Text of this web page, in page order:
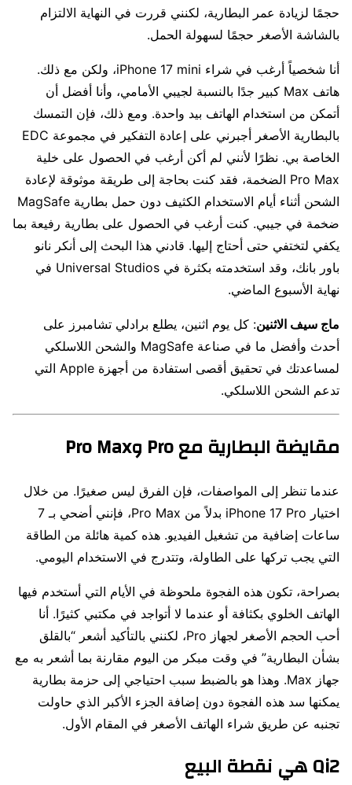
حجمًا لزيادة عمر البطارية، لكنني قررت في النهاية الالتزام
بالشاشة الأصغر حجمًا لسهولة الحمل.
أنا شخصياً أرغب في شراء iPhone 17 mini، ولكن مع ذلك.
هاتف Max كبير جدًا بالنسبة لجيبي الأمامي، وأنا أفضل أن
أتمكن من استخدام الهاتف بيد واحدة. ومع ذلك، فإن التمسك
بالبطارية الأصغر أجبرني على إعادة التفكير في مجموعة EDC
الخاصة بي. نظرًا لأنني لم أكن أرغب في الحصول على خلية
Pro Max الضخمة، فقد كنت بحاجة إلى طريقة موثوقة لإعادة
الشحن أثناء أيام الاستخدام الكثيف دون حمل بطارية MagSafe
ضخمة في جيبي. كنت أرغب في الحصول على بطارية رفيعة بما
يكفي لتختفي حتى أحتاج إليها. قادني هذا البحث إلى أنكر نانو
باور بانك، وقد استخدمته بكثرة في Universal Studios في
نهاية الأسبوع الماضي.
ماج سيف الاثنين: كل ​​يوم اثنين، يطلع برادلي تشامبرز على
أحدث وأفضل ما في صناعة MagSafe والشحن اللاسلكي
لمساعدتك في تحقيق أقصى استفادة من أجهزة Apple التي
تدعم الشحن اللاسلكي.
مقايضة البطارية مع Pro وPro Max
عندما تنظر إلى المواصفات، فإن الفرق ليس صغيرًا. من خلال
اختيار iPhone 17 Pro بدلاً من Pro Max، فإنني أضحي بـ 7
ساعات إضافية من تشغيل الفيديو. هذه كمية هائلة من الطاقة
التي يجب تركها على الطاولة، وتتدرج في الاستخدام اليومي.
بصراحة، تكون هذه الفجوة ملحوظة في الأيام التي أستخدم فيها
الهاتف الخلوي بكثافة أو عندما لا أتواجد في مكتبي كثيرًا. أنا
أحب الحجم الأصغر لجهاز Pro، لكنني بالتأكيد أشعر “بالقلق
بشأن البطارية” في وقت مبكر من اليوم مقارنة بما أشعر به مع
جهاز Max. وهذا هو بالضبط سبب احتياجي إلى حزمة بطارية
يمكنها سد هذه الفجوة دون إضافة الجزء الأكبر الذي حاولت
تجنبه عن طريق شراء الهاتف الأصغر في المقام الأول.
Qi2 هي نقطة البيع